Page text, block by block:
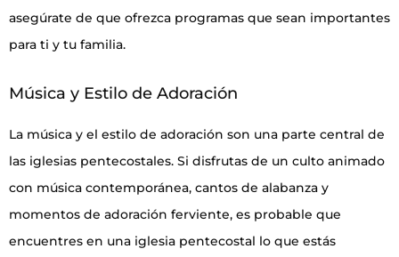
asegúrate de que ofrezca programas que sean importantes
para ti y tu familia.
Música y Estilo de Adoración
La música y el estilo de adoración son una parte central de
las iglesias pentecostales. Si disfrutas de un culto animado
con música contemporánea, cantos de alabanza y
momentos de adoración ferviente, es probable que
encuentres en una iglesia pentecostal lo que estás